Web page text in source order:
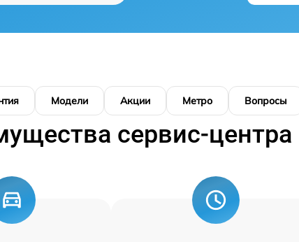
Модели Акции Метро Вопросы
сервис-центра